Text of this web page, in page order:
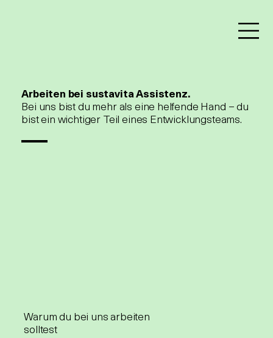
Warum du bei uns arbeiten
solltest
Arbeiten bei sustavita Assistenz.
Bei uns bist du mehr als eine helfende Hand – du
bist ein wichtiger Teil eines Entwicklungsteams.